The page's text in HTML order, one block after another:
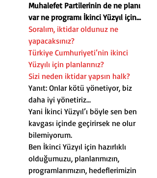
Muhalefet Partilerinin de ne planı
var ne programı İkinci Yüzyıl için…
Soralım, iktidar oldunuz ne
yapacaksınız?
Türkiye Cumhuriyeti’nin ikinci
Yüzyılı için planlarınız?
Sizi neden iktidar yapsın halk?
Yanıt: Onlar kötü yönetiyor, biz
daha iyi yönetiriz…
Yani İkinci Yüzyıl’ı böyle sen ben
kavgası içinde geçirirsek ne olur
bilemiyorum.
Ben İkinci Yüzyıl için hazırlıklı
olduğumuzu, planlarımızın,
programlarımızın, hedeflerimizin